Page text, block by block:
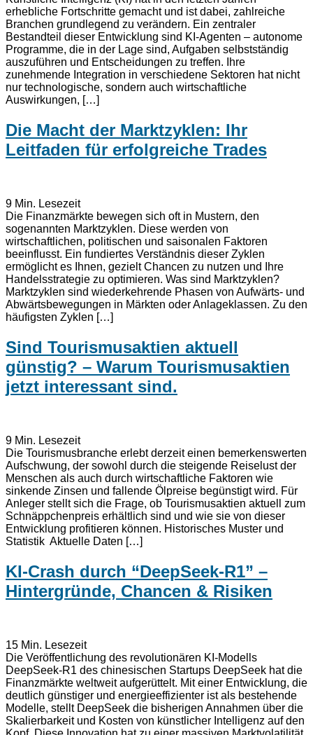
erhebliche Fortschritte gemacht und ist dabei, zahlreiche
Branchen grundlegend zu verändern. Ein zentraler
Bestandteil dieser Entwicklung sind KI-Agenten – autonome
Programme, die in der Lage sind, Aufgaben selbstständig
auszuführen und Entscheidungen zu treffen. Ihre
zunehmende Integration in verschiedene Sektoren hat nicht
nur technologische, sondern auch wirtschaftliche
Auswirkungen, […]
Die Macht der Marktzyklen: Ihr
Leitfaden für erfolgreiche Trades
9 Min. Lesezeit
Die Finanzmärkte bewegen sich oft in Mustern, den
sogenannten Marktzyklen. Diese werden von
wirtschaftlichen, politischen und saisonalen Faktoren
beeinflusst. Ein fundiertes Verständnis dieser Zyklen
ermöglicht es Ihnen, gezielt Chancen zu nutzen und Ihre
Handelsstrategie zu optimieren. Was sind Marktzyklen?
Marktzyklen sind wiederkehrende Phasen von Aufwärts- und
Abwärtsbewegungen in Märkten oder Anlageklassen. Zu den
häufigsten Zyklen […]
Sind Tourismusaktien aktuell
günstig? – Warum Tourismusaktien
jetzt interessant sind.
9 Min. Lesezeit
Die Tourismusbranche erlebt derzeit einen bemerkenswerten
Aufschwung, der sowohl durch die steigende Reiselust der
Menschen als auch durch wirtschaftliche Faktoren wie
sinkende Zinsen und fallende Ölpreise begünstigt wird. Für
Anleger stellt sich die Frage, ob Tourismusaktien aktuell zum
Schnäppchenpreis erhältlich sind und wie sie von dieser
Entwicklung profitieren können. Historisches Muster und
Statistik Aktuelle Daten […]
KI-Crash durch “DeepSeek-R1” –
Hintergründe, Chancen & Risiken
15 Min. Lesezeit
Die Veröffentlichung des revolutionären KI-Modells
DeepSeek-R1 des chinesischen Startups DeepSeek hat die
Finanzmärkte weltweit aufgerüttelt. Mit einer Entwicklung, die
deutlich günstiger und energieeffizienter ist als bestehende
Modelle, stellt DeepSeek die bisherigen Annahmen über die
Skalierbarkeit und Kosten von künstlicher Intelligenz auf den